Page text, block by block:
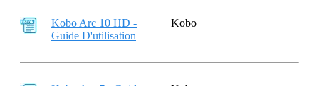
Kobo Arc 10 HD -
Guide D'utilisation
Kobo